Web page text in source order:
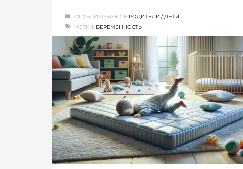
ОПУБЛИКОВАНО В РОДИТЕЛИ / ДЕТИ
МЕТКИ: БЕРЕМЕННОСТЬ